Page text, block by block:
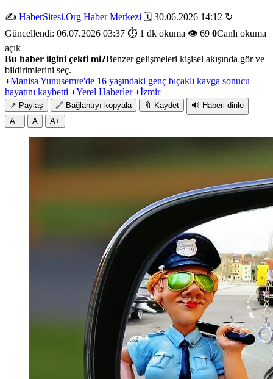
✍️ HaberSitesi.Org Haber Merkezi 🗓️ 30.06.2026 14:12 ↻
Güncellendi: 06.07.2026 03:37 ⏱️ 1 dk okuma 👁️ 69 0Canlı okuma
açık
Bu haber ilgini çekti mi?Benzer gelişmeleri kişisel akışında gör ve
bildirimlerini seç.
+Manisa Yunusemre'de 16 yaşındaki genç bıçaklı kavga sonucu
hayatını kaybetti +Yerel Haberler +İzmir
↗ Paylaş 🔗 Bağlantıyı kopyala 🔖 Kaydet 🔊 Haberi dinle
A−
A A+